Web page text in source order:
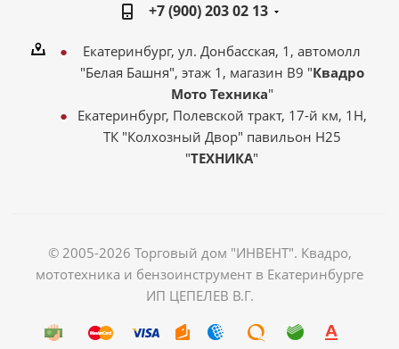
+7 (900) 203 02 13
Екатеринбург, ул. Донбасская, 1, автомолл
"Белая Башня", этаж 1, магазин В9 "Квадро
Мото Техника"
Екатеринбург, Полевской тракт, 17-й км, 1Н,
ТК "Колхозный Двор" павильон Н25
"ТЕХНИКА"
© 2005-2026 Торговый дом "ИНВЕНТ". Квадро,
мототехника и бензоинструмент в Екатеринбурге
ИП ЦЕПЕЛЕВ В.Г.